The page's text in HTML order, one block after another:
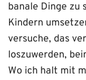
banale Dinge zu
Kindern
versuche, das
loszuwerden,
Wo ich halt mit